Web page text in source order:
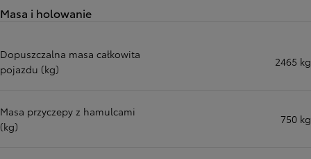
Masa i holowanie
Dopuszczalna masa całkowita
pojazdu (kg)
2465 kg
Masa przyczepy z hamulcami
(kg)
750 kg